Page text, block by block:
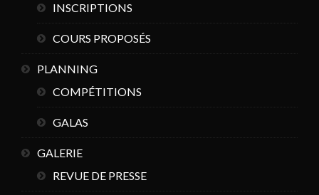
INSCRIPTIONS
COURS PROPOSÉS
PLANNING
COMPÉTITIONS
GALAS
GALERIE
REVUE DE PRESSE